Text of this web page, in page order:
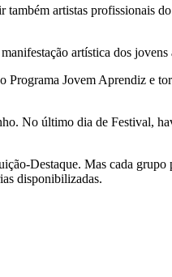
artistas profissionais
artística dos
Jovem Aprendiz e
No último dia de Festival,
Destaque. Mas cada grupo
disponibilizadas.